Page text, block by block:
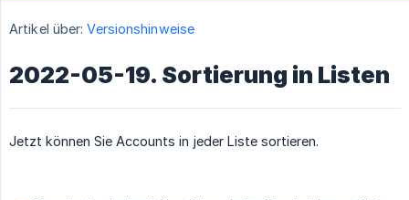
Artikel über: Versionshinweise
2022-05-19. Sortierung in Listen
Jetzt können Sie Accounts in jeder Liste sortieren.